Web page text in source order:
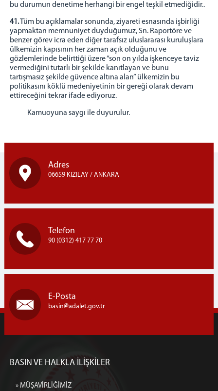
bu durumun denetime herhangi bir engel teşkil etmediğidir..
41.Tüm bu açıklamalar sonunda, ziyareti esnasında işbirliği
yapmaktan memnuniyet duyduğumuz, Sn. Raportöre ve
benzer görev icra eden diğer tarafsız uluslararası kuruluşlara
ülkemizin kapısının her zaman açık olduğunu ve
gözlemlerinde belirttiği üzere “son on yılda işkenceye taviz
vermediğini tutarlı bir şekilde kanıtlayan ve bunu
tartışmasız şekilde güvence altına alan” ülkemizin bu
politikasını köklü medeniyetinin bir gereği olarak devam
ettireceğini tekrar ifade ediyoruz.
Kamuoyuna saygı ile duyurulur.
Adres
06659 KIZILAY / ANKARA
Telefon
90 (0312) 417 77 70
E-Posta
basin adalet.gov.tr
BASIN VE HALKLA İLİŞKİLER
» MÜŞAVİRLİĞİMİZ